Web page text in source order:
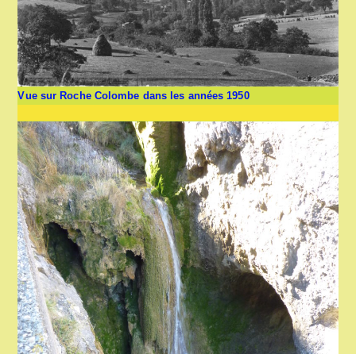
Vue sur Roche Colombe dans les années 1950